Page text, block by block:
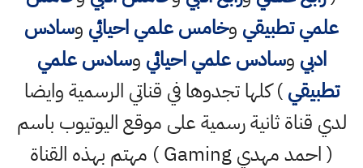
علمي تطبيقي وخامس علمي احيائي وسادس
ادبي وسادس علمي احيائي وسادس علمي
تطبيقي) كلها تجدوها في قناتي الرسمية وايضا
لدي قناة ثانية رسمية على موقع اليوتيوب باسم
( احمد مهدي Gaming ) مهتم بهذه القناة